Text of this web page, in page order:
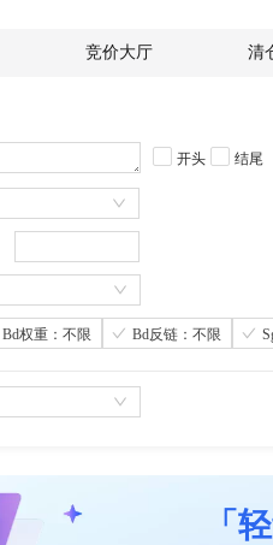
竞价大厅 清
开头 结尾
Bd权重：不限 Bd反链：不限
「